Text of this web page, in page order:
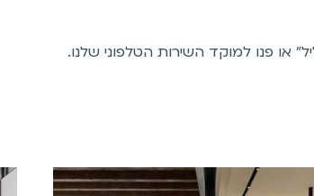
או פנו למוקד השירות הטלפוני שלנו.